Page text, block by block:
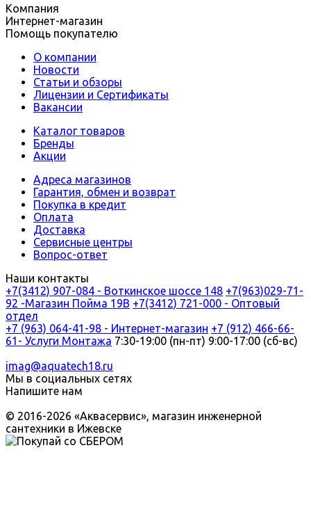
Компания
Интернет-магазин
Помощь покупателю
О компании
Новости
Статьи и обзоры
Лицензии и Сертификаты
Вакансии
Каталог товаров
Бренды
Акции
Адреса магазинов
Гарантия, обмен и возврат
Покупка в кредит
Оплата
Доставка
Сервисные центры
Вопрос-ответ
Наши контакты
+7(3412) 907-084 - Воткинское шоссе 148 +7(963)029-71-
92 -Магазин Пойма 19В +7(3412) 721-000 - Оптовый
отдел
+7 (963) 064-41-98 - Интернет-магазин +7 (912) 466-66-
61- Услуги Монтажа 7:30-19:00 (пн-пт) 9:00-17:00 (сб-вс)
imag@aquatech18.ru
Мы в социальных сетях
Напишите нам
© 2016-2026 «Аквасервис», магазин инженерной
сантехники в Ижевске